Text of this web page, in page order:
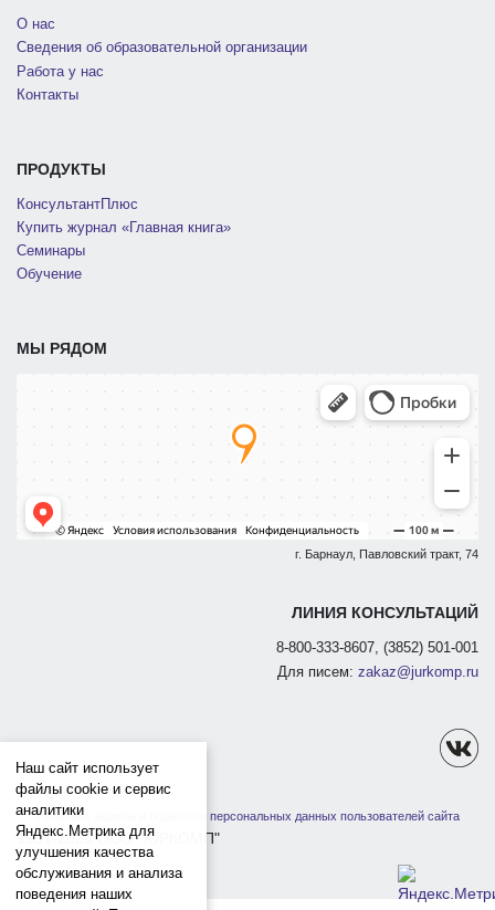
О нас
Сведения об образовательной организации
Работа у нас
Контакты
ПРОДУКТЫ
КонсультантПлюс
Купить журнал «Главная книга»
Семинары
Обучение
МЫ РЯДОМ
г. Барнаул, Павловский тракт, 74
ЛИНИЯ КОНСУЛЬТАЦИЙ
8-800-333-8607, (3852) 501-001
Для писем: zakaz@jurkomp.ru
Политика защиты и обработки персональных данных пользователей сайта
1991-2026 ООО "ЮРКОМП"
Наш сайт использует
файлы cookie и сервис
аналитики
Яндекс.Метрика для
улучшения качества
обслуживания и анализа
поведения наших